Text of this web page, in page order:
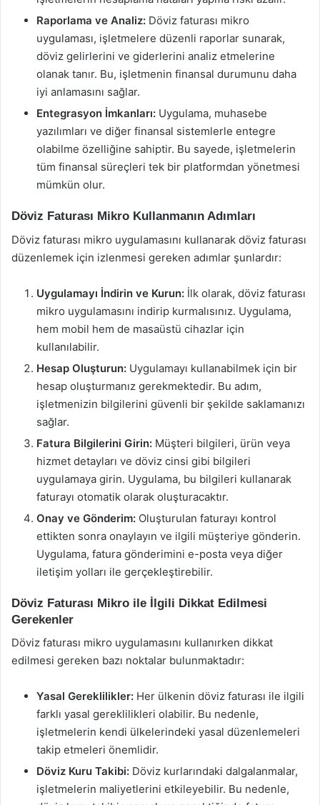
Raporlama ve Analiz: Döviz faturası mikro
uygulaması, işletmelere düzenli raporlar sunarak,
döviz gelirlerini ve giderlerini analiz etmelerine
olanak tanır. Bu, işletmenin finansal durumunu daha
iyi anlamasını sağlar.
Entegrasyon İmkanları: Uygulama, muhasebe
yazılımları ve diğer finansal sistemlerle entegre
olabilme özelliğine sahiptir. Bu sayede, işletmelerin
tüm finansal süreçleri tek bir platformdan yönetmesi
mümkün olur.
Döviz Faturası Mikro Kullanmanın Adımları
Döviz faturası mikro uygulamasını kullanarak döviz faturası
düzenlemek için izlenmesi gereken adımlar şunlardır:
Uygulamayı İndirin ve Kurun: İlk olarak, döviz faturası
mikro uygulamasını indirip kurmalısınız. Uygulama,
hem mobil hem de masaüstü cihazlar için
kullanılabilir.
Hesap Oluşturun: Uygulamayı kullanabilmek için bir
hesap oluşturmanız gerekmektedir. Bu adım,
işletmenizin bilgilerini güvenli bir şekilde saklamanızı
sağlar.
Fatura Bilgilerini Girin: Müşteri bilgileri, ürün veya
hizmet detayları ve döviz cinsi gibi bilgileri
uygulamaya girin. Uygulama, bu bilgileri kullanarak
faturayı otomatik olarak oluşturacaktır.
Onay ve Gönderim: Oluşturulan faturayı kontrol
ettikten sonra onaylayın ve ilgili müşteriye gönderin.
Uygulama, fatura gönderimini e-posta veya diğer
iletişim yolları ile gerçekleştirebilir.
Döviz Faturası Mikro ile İlgili Dikkat Edilmesi
Gerekenler
Döviz faturası mikro uygulamasını kullanırken dikkat
edilmesi gereken bazı noktalar bulunmaktadır:
Yasal Gereklilikler: Her ülkenin döviz faturası ile ilgili
farklı yasal gereklilikleri olabilir. Bu nedenle,
işletmelerin kendi ülkelerindeki yasal düzenlemeleri
takip etmeleri önemlidir.
Döviz Kuru Takibi: Döviz kurlarındaki dalgalanmalar,
işletmelerin maliyetlerini etkileyebilir. Bu nedenle,